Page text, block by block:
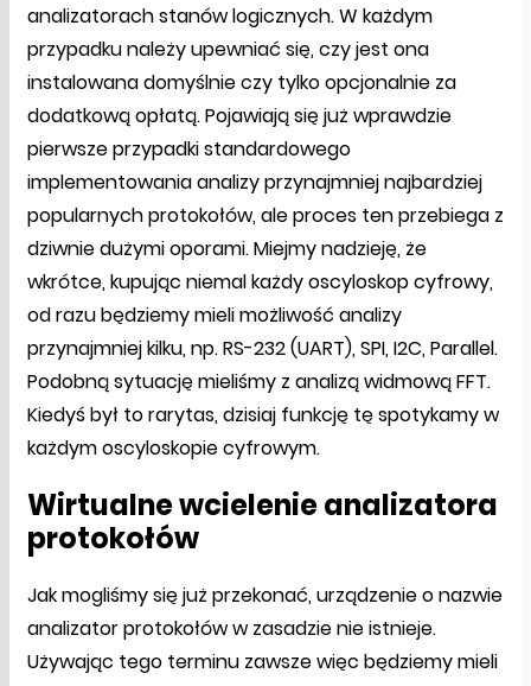
analizatorach stanów logicznych. W każdym
przypadku należy upewniać się, czy jest ona
instalowana domyślnie czy tylko opcjonalnie za
dodatkową opłatą. Pojawiają się już wprawdzie
pierwsze przypadki standardowego
implementowania analizy przynajmniej najbardziej
popularnych protokołów, ale proces ten przebiega z
dziwnie dużymi oporami. Miejmy nadzieję, że
wkrótce, kupując niemal każdy oscyloskop cyfrowy,
od razu będziemy mieli możliwość analizy
przynajmniej kilku, np. RS-232 (UART), SPI, I2C, Parallel.
Podobną sytuację mieliśmy z analizą widmową FFT.
Kiedyś był to rarytas, dzisiaj funkcję tę spotykamy w
każdym oscyloskopie cyfrowym.
Wirtualne wcielenie analizatora
protokołów
Jak mogliśmy się już przekonać, urządzenie o nazwie
analizator protokołów w zasadzie nie istnieje.
Używając tego terminu zawsze więc będziemy mieli